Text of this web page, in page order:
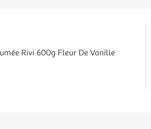
Rivi 600g Fleur De Vanille